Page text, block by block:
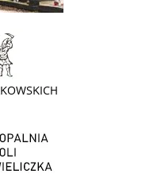
Krakowskich Wieliczka